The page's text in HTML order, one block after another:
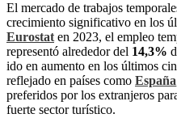
El mercado de trabajos
crecimiento significativo en los
Eurostat en 2023, el empleo
representó alrededor del 14,3%
ido en aumento en los últimos
reflejado en países como España
preferidos por los extranjeros
fuerte sector turístico.